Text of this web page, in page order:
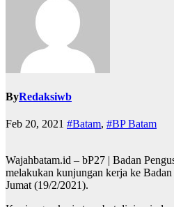
ByRedaksiwb
Feb 20, 2021 #Batam, #BP Batam
Wajahbatam.id – bP27 | Badan
melakukan kunjungan kerja ke
Jumat (19/2/2021).